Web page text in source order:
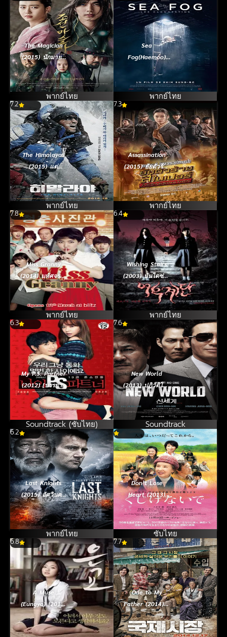
The Magician
(2015) นักมายา
กลแห่งโชซอล
(ซับไทย)
พากย์ไทย
Sea
Fog(Haemoo)
(2014) ปริศนา
หมอกมรณะ
พากย์ไทย
7.2
The Himalayas
(2015) แด่
มิตรภาพ สุดขอบ
ฟ้า
พากย์ไทย
7.3
Assassination
(2015) ยัยตัวร้าย
สไนเปอร์
พากย์ไทย
7.8
Miss Granny
(2014) มหัศจรรย์
ย้อนเวลาคุณย่าวัย
ใส
พากย์ไทย
6.4
Wishing Stairs
(2003) บันไดซ่อน
ผี
พากย์ไทย
6.3
My P.S. Partner
(2012) [บรรยาย
ไทย]
Soundtrack (ซับไทย)
7.6
New World
(2013) ปฏิวัติโค่น
มาเฟีย (ซับไทย)
Soundtrack
6.2
Last Knights
(2015) อัศวินคน
สุดท้าย
พากย์ไทย
Don’t Lose
Heart (2013)
[พากย์ไทย]
ซับไทย
6.8
A Muse
{Eungyo} (2012)
เสน่ห์หาในวังวน
7.7
Ode to My
Father (2014) กี่
หมื่นวัน ไม่ลืมคำ
สัญญาพ่อ